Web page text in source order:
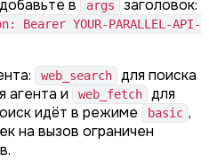
в args заголовок:
YOUR-PARALLEL-API-
web_search
для поиска
агента и
web_fetch
для
идёт в режиме
basic ,
на вызов ограничен